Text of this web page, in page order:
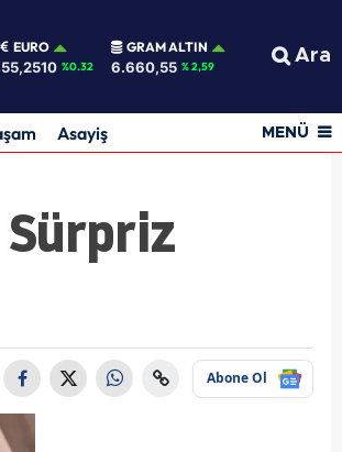
EURO
55,2510 %0.32
GRAM ALTIN
6.660,55 % 2,59 Ara
Asayiş MENÜ
Abone Ol